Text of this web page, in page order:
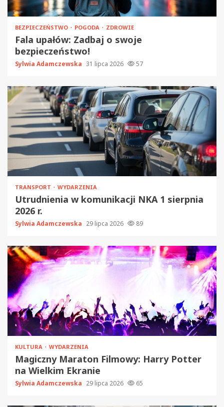
BEZPIECZEŃSTWO POGODA ZDROWIE
Fala upałów: Zadbaj o swoje
bezpieczeństwo!
Sylwia Adamczewska 31 lipca 2026 57
TRANSPORT WYDARZENIA
Utrudnienia w komunikacji NKA 1 sierpnia
2026 r.
Sylwia Adamczewska 29 lipca 2026 89
KULTURA WYDARZENIA
Magiczny Maraton Filmowy: Harry Potter
na Wielkim Ekranie
Sylwia Adamczewska 29 lipca 2026 65